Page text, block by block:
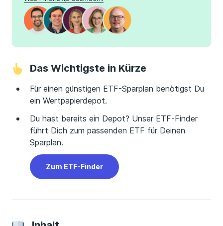
Das Wichtigste in Kürze
Für einen günstigen ETF-Sparplan benötigst Du
ein Wertpapierdepot.
Du hast bereits ein Depot? Unser ETF-Finder
führt Dich zum passenden ETF für Deinen
Sparplan.
Zum ETF-Finder